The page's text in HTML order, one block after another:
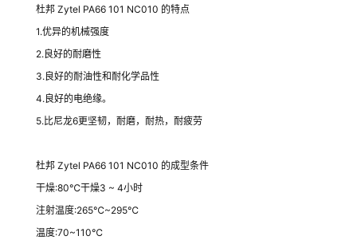
杜邦 Zytel PA66 101 NC010 的特点
1.优异的机械强度
2.良好的耐磨性
3.良好的耐油性和耐化学品性
4.良好的电绝缘。
5.比尼龙6更坚韧，耐磨，耐热，耐疲劳
杜邦 Zytel PA66 101 NC010 的成型条件
干燥:80℃干燥3 ~ 4小时
注射温度:265℃~295℃
温度:70~110℃